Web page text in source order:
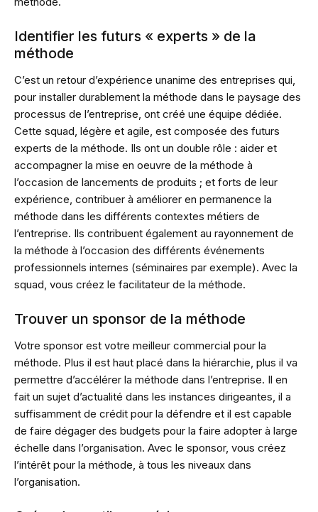
Identifier les futurs « experts » de la
méthode
C’est un retour d’expérience unanime des entreprises qui,
pour installer durablement la méthode dans le paysage des
processus de l’entreprise, ont créé une équipe dédiée.
Cette squad, légère et agile, est composée des futurs
experts de la méthode. Ils ont un double rôle : aider et
accompagner la mise en oeuvre de la méthode à
l’occasion de lancements de produits ; et forts de leur
expérience, contribuer à améliorer en permanence la
méthode dans les différents contextes métiers de
l’entreprise. Ils contribuent également au rayonnement de
la méthode à l’occasion des différents événements
professionnels internes (séminaires par exemple). Avec la
squad, vous créez le facilitateur de la méthode.
Trouver un sponsor de la méthode
Votre sponsor est votre meilleur commercial pour la
méthode. Plus il est haut placé dans la hiérarchie, plus il va
permettre d’accélérer la méthode dans l’entreprise. Il en
fait un sujet d’actualité dans les instances dirigeantes, il a
suffisamment de crédit pour la défendre et il est capable
de faire dégager des budgets pour la faire adopter à large
échelle dans l’organisation. Avec le sponsor, vous créez
l’intérêt pour la méthode, à tous les niveaux dans
l’organisation.